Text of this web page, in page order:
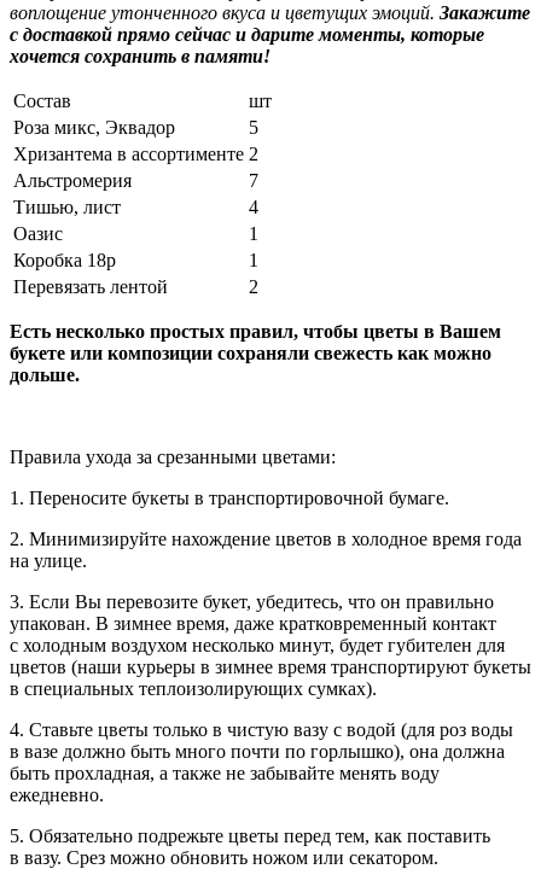
воплощение утонченного вкуса и цветущих эмоций. Закажите
с доставкой прямо сейчас и дарите моменты, которые
хочется сохранить в памяти!
Состав
шт
Роза микс, Эквадор
5
Хризантема в ассортименте 2
Альстромерия
7
Тишью, лист
4
Оазис
1
Коробка 18р
1
Перевязать лентой
2
Есть несколько простых правил, чтобы цветы в Вашем
букете или композиции сохраняли свежесть как можно
дольше.
Правила ухода за срезанными цветами:
1. Переносите букеты в транспортировочной бумаге.
2. Минимизируйте нахождение цветов в холодное время года
на улице.
3. Если Вы перевозите букет, убедитесь, что он правильно
упакован. В зимнее время, даже кратковременный контакт
с холодным воздухом несколько минут, будет губителен для
цветов (наши курьеры в зимнее время транспортируют букеты
в специальных теплоизолирующих сумках).
4. Ставьте цветы только в чистую вазу с водой (для роз воды
в вазе должно быть много почти по горлышко), она должна
быть прохладная, а также не забывайте менять воду
ежедневно.
5. Обязательно подрежьте цветы перед тем, как поставить
в вазу. Срез можно обновить ножом или секатором.